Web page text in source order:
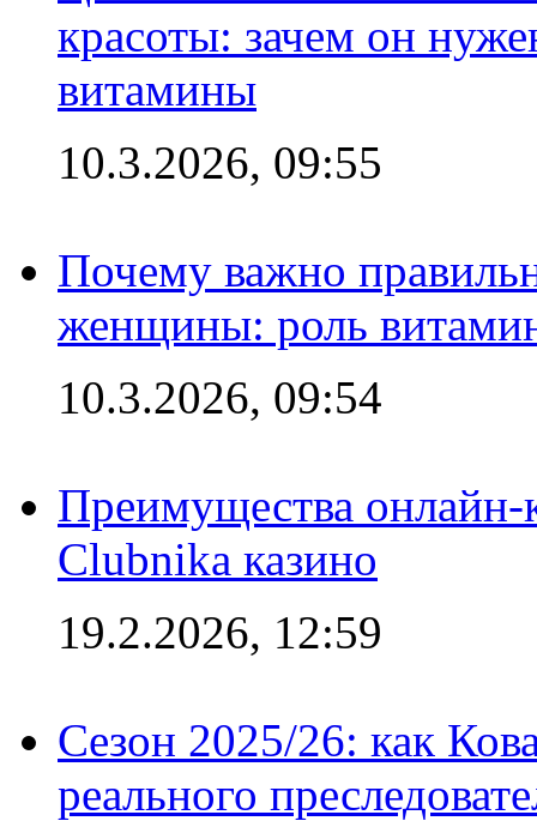
красоты: зачем он
витамины
10.3.2026, 09:55
Почему важно
женщины: роль
10.3.2026, 09:54
Преимущества онлайн-
Clubnika казино
19.2.2026, 12:59
Сезон 2025/26: как
реального